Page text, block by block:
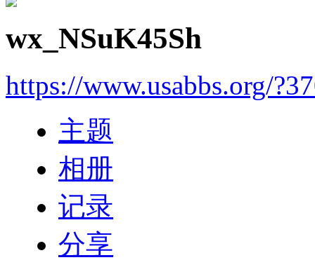
wx_NSuK45Sh
https://www.usabbs.org/
主题
相册
记录
分享